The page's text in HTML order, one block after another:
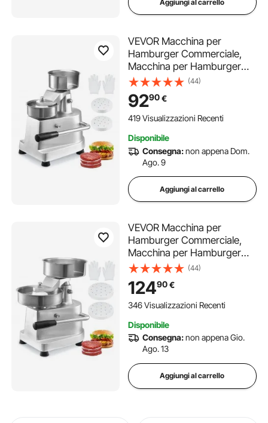
Aggiungi al carrello
VEVOR Macchina per
Hamburger Commerciale,
Macchina per Hamburger
Pressa Dimensioni 100mm,
Pressa per Hamburger in
Acciaio Inox per Formatura
Carne 1000 Pezzi Carta per
Hamburger
(44)
9290€
419 Visualizzazioni Recenti
Disponibile
Consegna:non appena Dom.
Ago. 9
Aggiungi al carrello
VEVOR Macchina per
Hamburger Commerciale,
Macchina per Hamburger
Pressa Dimensioni 150mm,
Pressa per Hamburger in
Acciaio Inox per Formatura
Carne 1000 Pezzi Carta per
Hamburger
(44)
12490€
346 Visualizzazioni Recenti
Disponibile
Consegna:non appena Gio.
Ago. 13
Aggiungi al carrello